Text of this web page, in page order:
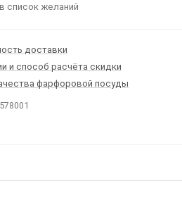
список желаний
доставки
и способ расчёта скидки
фарфоровой посуды